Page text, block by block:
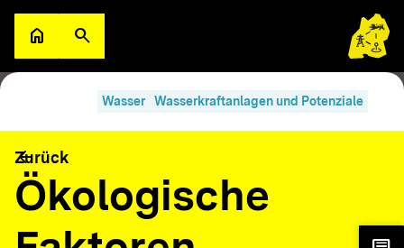
Zum Hauptinhalt springen
homeZur Startseite
searchSuche öffnen
filter_alt
A
Abfluss Q
A
Wasser Wasserkraftanlagen und Potenziale
arrow_back
Zurück
Ökologische